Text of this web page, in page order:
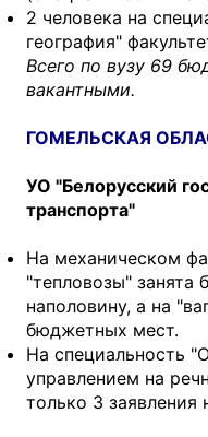
2 человека на
география"
Всего по вузу 69
вакантными.
ГОМЕЛЬСКАЯ
УО "Белорусский
транспорта"
На механическом
"тепловозы"
наполовину, а на
бюджетных мест.
На специальность
управлением на
только 3